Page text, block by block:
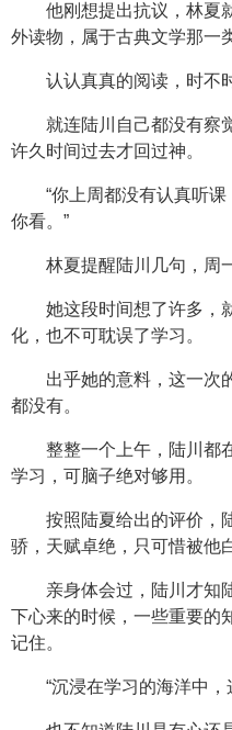
他刚想提出抗议，林夏
外读物，属于古典文学那一
认认真真的阅读，时不
就连陆川自己都没有察
许久时间过去才回过神。
“你上周都没有认真听
你看。”
林夏提醒陆川几句，周
她这段时间想了许多，
化，也不可耽误了学习。
出乎她的意料，这一次
都没有。
整整一个上午，陆川都
学习，可脑子绝对够用。
按照陆夏给出的评价，
骄，天赋卓绝，只可惜被他
亲身体会过，陆川才知
下心来的时候，一些重要的
记住。
“沉浸在学习的海洋中